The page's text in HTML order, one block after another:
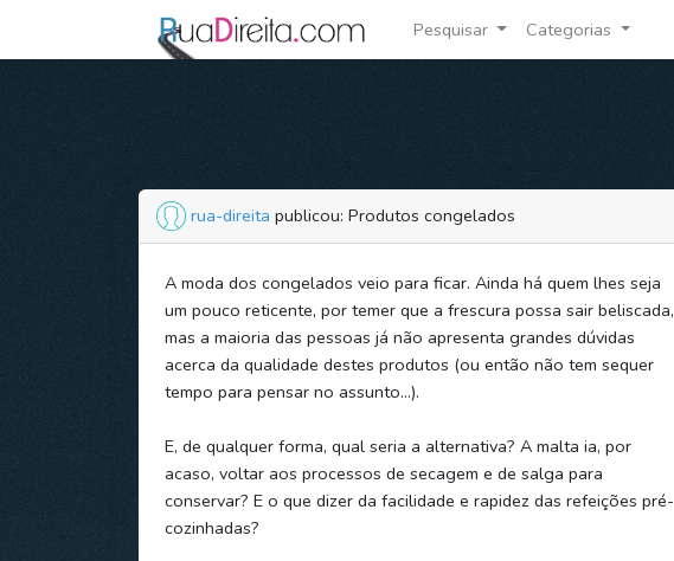
Pesquisar Categorias
rua-direita publicou: Produtos congelados
A moda dos congelados veio para ficar. Ainda há quem lhes seja
um pouco reticente, por temer que a frescura possa sair beliscada,
mas a maioria das pessoas já não apresenta grandes dúvidas
acerca da qualidade destes produtos (ou então não tem sequer
tempo para pensar no assunto…).
E, de qualquer forma, qual seria a alternativa? A malta ia, por
acaso, voltar aos processos de secagem e de salga para
conservar? E o que dizer da facilidade e rapidez das refeições pré-
cozinhadas?